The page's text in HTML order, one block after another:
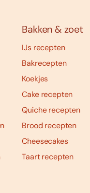
Bakken & zoet
IJs recepten
Bakrecepten
Koekjes
Cake recepten
Quiche recepten
Brood recepten
Cheesecakes
Taart recepten